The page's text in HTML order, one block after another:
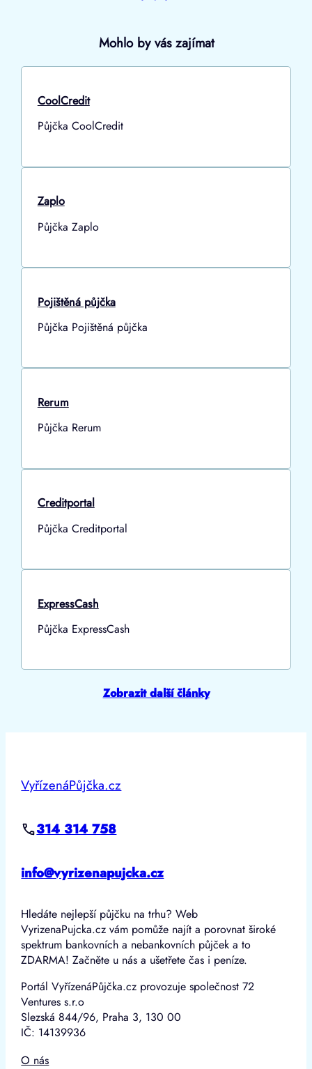
Mohlo by vás zajímat
CoolCredit
Půjčka CoolCredit
Zaplo
Půjčka Zaplo
Pojištěná půjčka
Půjčka Pojištěná půjčka
Rerum
Půjčka Rerum
Creditportal
Půjčka Creditportal
ExpressCash
Půjčka ExpressCash
Zobrazit další články
VyřízenáPůjčka.cz
314 314 758
info@vyrizenapujcka.cz
Hledáte nejlepší půjčku na trhu? Web
VyrizenaPujcka.cz vám pomůže najít a porovnat široké
spektrum bankovních a nebankovních půjček a to
ZDARMA! Začněte u nás a ušetřete čas i peníze.
Portál VyřízenáPůjčka.cz provozuje společnost 72
Ventures s.r.o
Slezská 844/96, Praha 3, 130 00
IČ: 14139936
O nás